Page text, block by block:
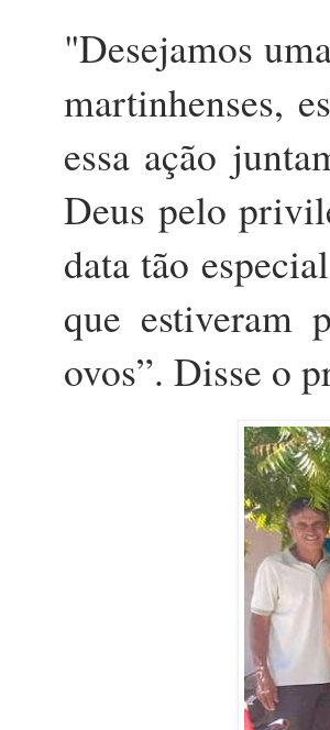
"Desejamos
martinhenses,
essa ação
Deus pelo
data tão
que estiveram
ovos”. Disse o